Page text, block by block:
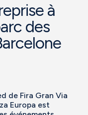
à
des
de Fira Gran Via
Europa est